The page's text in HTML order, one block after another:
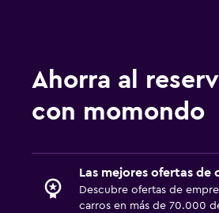
Ahorra al
con momondo
Las mejores ofertas de
Descubre ofertas de
carros en más de 70.000